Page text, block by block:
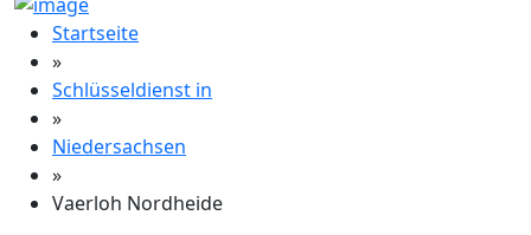
Startseite
»
Schlüsseldienst in
»
Niedersachsen
»
Vaerloh Nordheide